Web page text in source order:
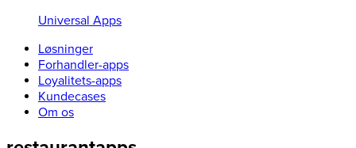
Universal Apps
Løsninger
Forhandler-apps
Loyalitets-apps
Kundecases
Om os